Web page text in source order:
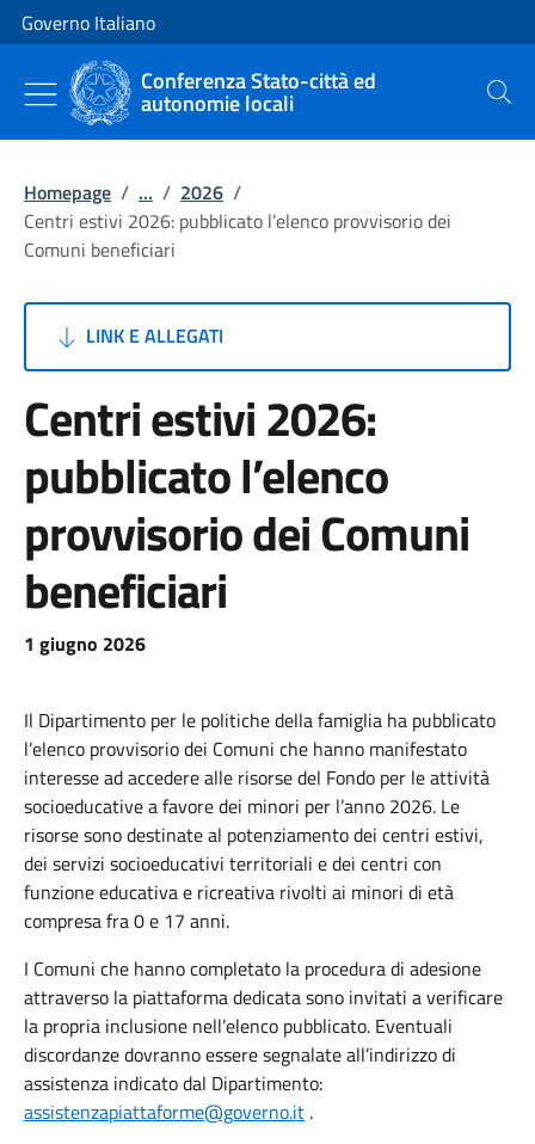
Vai al contenuto
Vai alla navigazione del sito
Governo Italiano
Conferenza Stato-città ed
autonomie locali Cerca
Homepage / ... / 2026 /
Centri estivi 2026: pubblicato l’elenco provvisorio dei
Comuni beneficiari
LINK E ALLEGATI
Centri estivi 2026:
pubblicato l’elenco
provvisorio dei Comuni
beneficiari
1 giugno 2026
Il Dipartimento per le politiche della famiglia ha pubblicato
l’elenco provvisorio dei Comuni che hanno manifestato
interesse ad accedere alle risorse del Fondo per le attività
socioeducative a favore dei minori per l’anno 2026. Le
risorse sono destinate al potenziamento dei centri estivi,
dei servizi socioeducativi territoriali e dei centri con
funzione educativa e ricreativa rivolti ai minori di età
compresa fra 0 e 17 anni.
I Comuni che hanno completato la procedura di adesione
attraverso la piattaforma dedicata sono invitati a verificare
la propria inclusione nell’elenco pubblicato. Eventuali
discordanze dovranno essere segnalate all’indirizzo di
assistenza indicato dal Dipartimento:
assistenzapiattaforme@governo.it .